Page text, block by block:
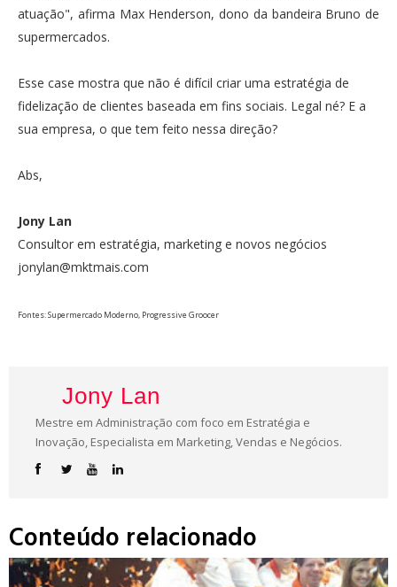
atuação", afirma Max Henderson, dono da bandeira Bruno de
supermercados.
Esse case mostra que não é difícil criar uma estratégia de
fidelização de clientes baseada em fins sociais. Legal né? E a
sua empresa, o que tem feito nessa direção?
Abs,
Jony Lan
Consultor em estratégia, marketing e novos negócios
jonylan@mktmais.com
Fontes: Supermercado Moderno, Progressive Groocer
Jony Lan
Mestre em Administração com foco em Estratégia e
Inovação, Especialista em Marketing, Vendas e Negócios.
Conteúdo relacionado